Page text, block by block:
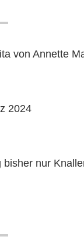
von Annette
2024
nur